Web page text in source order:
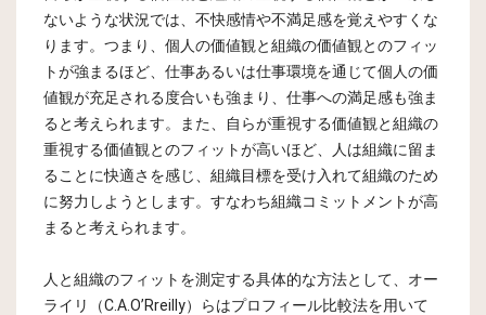
ないような状況では、不快感情や不満足感を覚えやすくな
ります。つまり、個人の価値観と組織の価値観とのフィッ
トが強まるほど、仕事あるいは仕事環境を通じて個人の価
値観が充足される度合いも強まり、仕事への満足感も強ま
ると考えられます。また、自らが重視する価値観と組織の
重視する価値観とのフィットが高いほど、人は組織に留ま
ることに快適さを感じ、組織目標を受け入れて組織のため
に努力しようとします。すなわち組織コミットメントが高
まると考えられます。
人と組織のフィットを測定する具体的な方法として、オー
ライリ（C.A.O’Rreilly）らはプロフィール比較法を用いて